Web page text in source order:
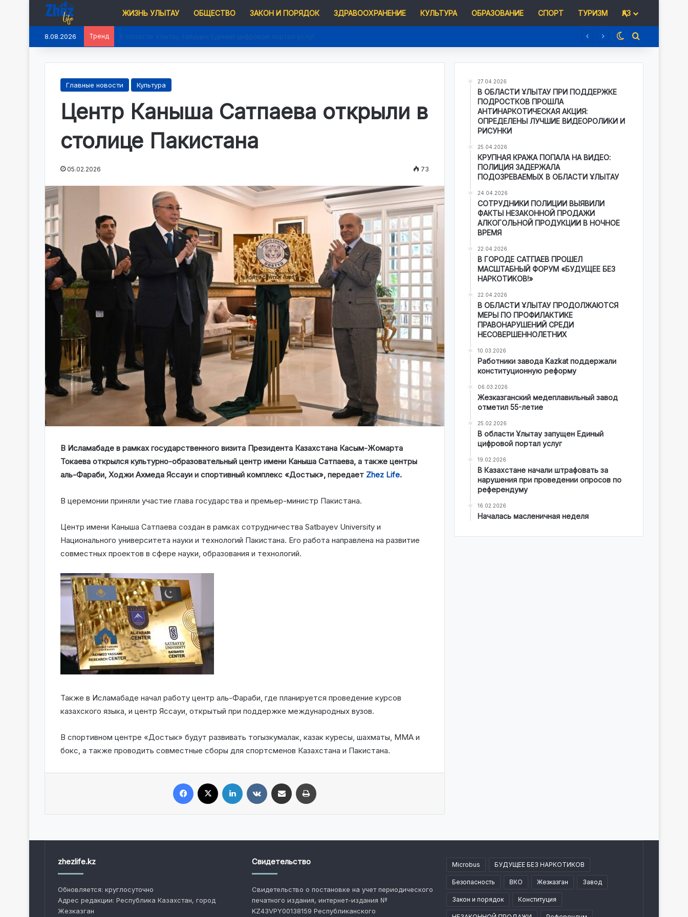
ЖИЗНЬ УЛЫТАУ ОБЩЕСТВО ЗАКОН И ПОРЯДОК ЗДРАВООХРАНЕНИЕ КУЛЬТУРА ОБРАЗОВАНИЕ СПОРТ ТУРИЗМ ҚАЗ
8.08.2026 Тренд Switch skin
Іздеу
Главные новости Культура
Центр Каныша Сатпаева открыли в
столице Пакистана
05.02.2026 73
В Исламабаде в рамках государственного визита Президента Казахстана Касым-Жомарта
Токаева открылся культурно-образовательный центр имени Каныша Сатпаева, а также центры
аль-Фараби, Ходжи Ахмеда Яссауи и спортивный комплекс «Достык», передает Zhez Life.
В церемонии приняли участие глава государства и премьер-министр Пакистана.
Центр имени Каныша Сатпаева создан в рамках сотрудничества Satbayev University и
Национального университета науки и технологий Пакистана. Его работа направлена на развитие
совместных проектов в сфере науки, образования и технологий.
Также в Исламабаде начал работу центр аль-Фараби, где планируется проведение курсов
казахского языка, и центр Яссауи, открытый при поддержке международных вузов.
В спортивном центре «Достык» будут развивать тогызкумалак, казак куресы, шахматы, ММА и
бокс, а также проводить совместные сборы для спортсменов Казахстана и Пакистана.
27.04.2026
В ОБЛАСТИ ҰЛЫТАУ ПРИ ПОДДЕРЖКЕ
ПОДРОСТКОВ ПРОШЛА
АНТИНАРКОТИЧЕСКАЯ АКЦИЯ:
ОПРЕДЕЛЕНЫ ЛУЧШИЕ ВИДЕОРОЛИКИ И
РИСУНКИ
25.04.2026
КРУПНАЯ КРАЖА ПОПАЛА НА ВИДЕО:
ПОЛИЦИЯ ЗАДЕРЖАЛА
ПОДОЗРЕВАЕМЫХ В ОБЛАСТИ ҰЛЫТАУ
24.04.2026
СОТРУДНИКИ ПОЛИЦИИ ВЫЯВИЛИ
ФАКТЫ НЕЗАКОННОЙ ПРОДАЖИ
АЛКОГОЛЬНОЙ ПРОДУКЦИИ В НОЧНОЕ
ВРЕМЯ
22.04.2026
В ГОРОДЕ САТПАЕВ ПРОШЕЛ
МАСШТАБНЫЙ ФОРУМ «БУДУЩЕЕ БЕЗ
НАРКОТИКОВ!»
22.04.2026
В ОБЛАСТИ ҰЛЫТАУ ПРОДОЛЖАЮТСЯ
МЕРЫ ПО ПРОФИЛАКТИКЕ
ПРАВОНАРУШЕНИЙ СРЕДИ
НЕСОВЕРШЕННОЛЕТНИХ
10.03.2026
Работники завода Kazkat поддержали
конституционную реформу
06.03.2026
Жезказганский медеплавильный завод
отметил 55-летие
25.02.2026
В области Ұлытау запущен Единый
цифровой портал услуг
19.02.2026
В Казахстане начали штрафовать за
нарушения при проведении опросов по
референдуму
16.02.2026
Началась масленичная неделя
zhezlife.kz
Обновляется: круглосуточно
Адрес редакции: Республика Казахстан, город
Жезказган
Свидетельство
Свидетельство о постановке на учет периодического
печатного издания, интернет-издания №
KZ43VPY00138159 Республиканского
Microbus БУДУЩЕЕ БЕЗ НАРКОТИКОВ
Безопасность ВКО Жезказган Завод
Закон и порядок Конституция